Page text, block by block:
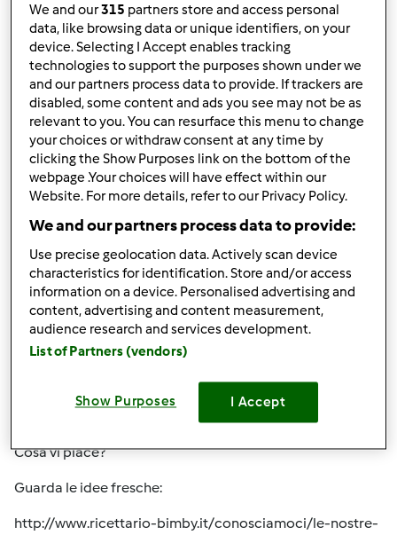
Domenica ho invitato i miei a pranzo per poi andare tutti
al mare
Cosa posso cucinare?? Siamo in 7
Grazie!!!
In cima
Accedio registratiper poter commentare
chya72 Iscritto : 13.12.2008
Ven, 07/19/2013 - 16:04
Cosa vi piace?
Guarda le idee fresche:
http://www.ricettario-bimby.it/conosciamoci/le-nostre-
We and our315 partners store and access personal
data, like browsing data or unique identifiers, on your
device. Selecting I Accept enables tracking
technologies to support the purposes shown under we
and our partners process data to provide. If trackers are
disabled, some content and ads you see may not be as
relevant to you. You can resurface this menu to change
your choices or withdraw consent at any time by
clicking the Show Purposes link on the bottom of the
webpage .Your choices will have effect within our
Website. For more details, refer to our Privacy Policy.
We and our partners process data to provide:
Use precise geolocation data. Actively scan device
characteristics for identification. Store and/or access
information on a device. Personalised advertising and
content, advertising and content measurement,
audience research and services development.
List of Partners (vendors)
Show Purposes I Accept